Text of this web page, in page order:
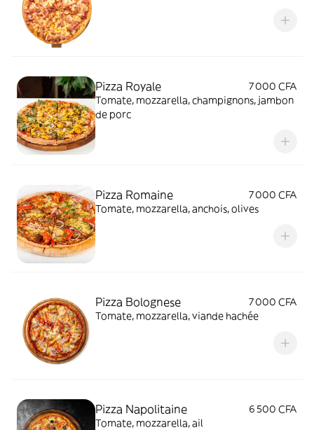
Pizza Royale
7 000 CFA
Tomate, mozzarella, champignons, jambon
de porc
Pizza Romaine
7 000 CFA
Tomate, mozzarella, anchois, olives
Pizza Bolognese
7 000 CFA
Tomate, mozzarella, viande hachée
Pizza Napolitaine
6 500 CFA
Tomate, mozzarella, ail